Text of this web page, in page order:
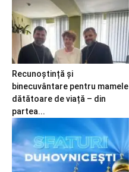
Recunoștință și
binecuvântare pentru mamele
dătătoare de viață – din
partea...